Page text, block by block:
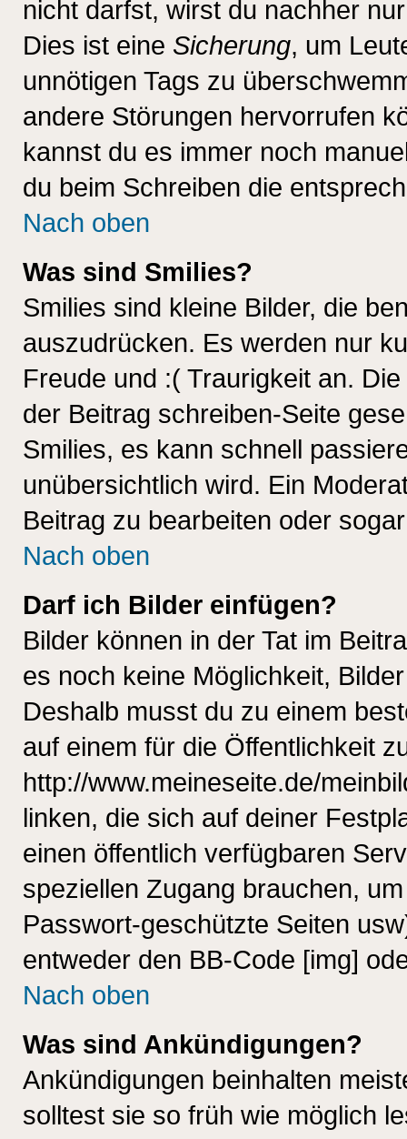
nicht darfst, wirst du nachher
Dies ist eine Sicherung, um
unnötigen Tags zu
andere Störungen hervorrufen
kannst du es immer noch
du beim Schreiben die
Nach oben
Was sind Smilies?
Smilies sind kleine Bilder, die
auszudrücken. Es werden nur
Freude und :( Traurigkeit an.
der Beitrag schreiben-Seite
Smilies, es kann schnell
unübersichtlich wird. Ein
Beitrag zu bearbeiten oder
Nach oben
Darf ich Bilder einfügen?
Bilder können in der Tat im
es noch keine Möglichkeit,
Deshalb musst du zu einem
auf einem für die Öffentlichkeit
http://www.meineseite.de/
linken, die sich auf deiner
einen öffentlich verfügbaren
speziellen Zugang brauchen,
Passwort-geschützte Seiten
entweder den BB-Code [img]
Nach oben
Was sind Ankündigungen?
Ankündigungen beinhalten
solltest sie so früh wie möglich